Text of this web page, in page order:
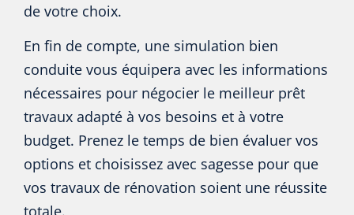
de votre choix.
En fin de compte, une simulation bien
conduite vous équipera avec les informations
nécessaires pour négocier le meilleur prêt
travaux adapté à vos besoins et à votre
budget. Prenez le temps de bien évaluer vos
options et choisissez avec sagesse pour que
vos travaux de rénovation soient une réussite
totale.